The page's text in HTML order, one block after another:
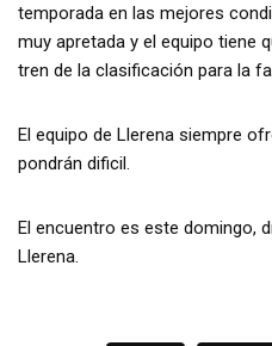
temporada en las mejores
muy apretada y el equipo tiene
tren de la clasificación para la
El equipo de Llerena siempre
pondrán dificil.
El encuentro es este domingo,
Llerena.